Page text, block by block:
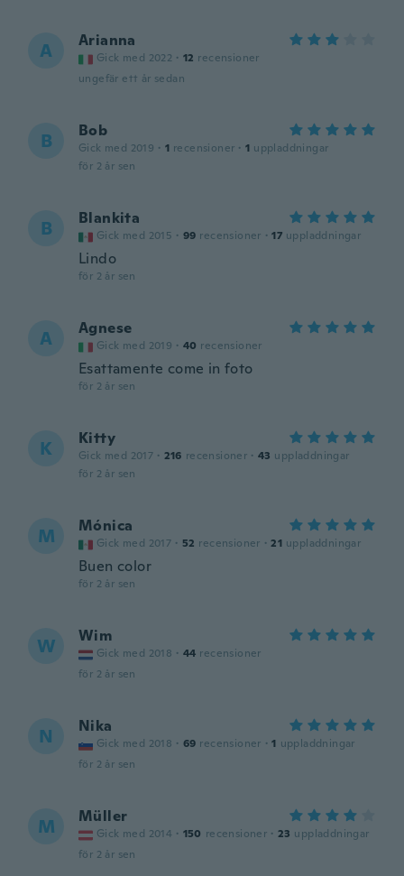
A Arianna
Gick med 2022 · 12 recensioner
ungefär ett år sedan
B Bob
Gick med 2019 · 1 recensioner · 1 uppladdningar
för 2 år sen
B Blankita
Gick med 2015 · 99 recensioner · 17 uppladdningar
Lindo
för 2 år sen
A Agnese
Gick med 2019 · 40 recensioner
Esattamente come in foto
för 2 år sen
K Kitty
Gick med 2017 · 216 recensioner · 43 uppladdningar
för 2 år sen
M Mónica
Gick med 2017 · 52 recensioner · 21 uppladdningar
Buen color
för 2 år sen
W Wim
Gick med 2018 · 44 recensioner
för 2 år sen
N Nika
Gick med 2018 · 69 recensioner · 1 uppladdningar
för 2 år sen
M Müller
Gick med 2014 · 150 recensioner · 23 uppladdningar
för 2 år sen